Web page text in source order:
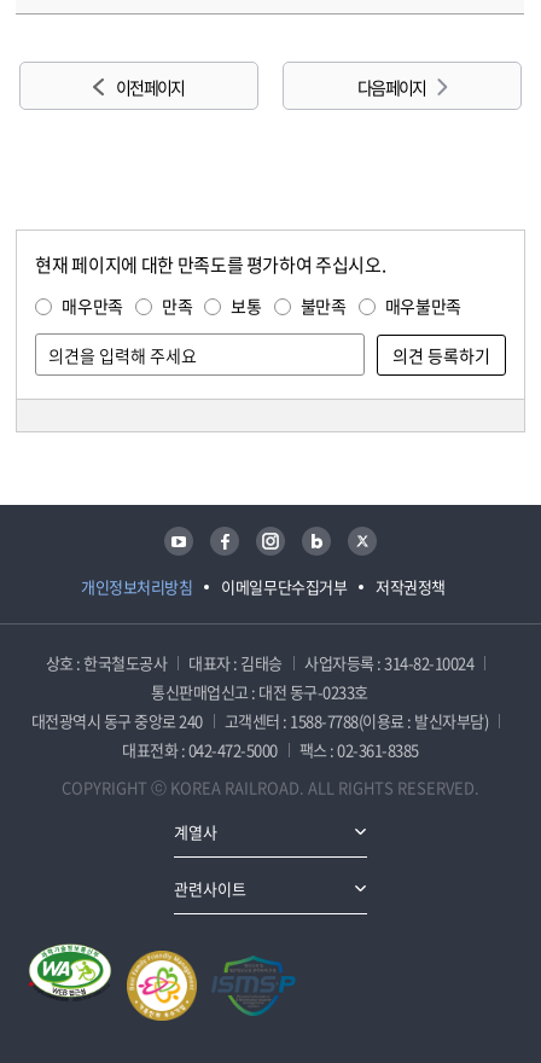
이전 페이지 다음 페이지
현재 페이지에 대한 만족도를 평가하여 주십시오.
매우만족 만족 보통 불만족 매우불만족
개인정보처리방침 이메일무단수집거부 저작권정책
유튜브 페이스북 인스타그램 블로그 트위터
상호 : 한국철도공사 대표자 : 김태승
사업자등록 : 314-82-10024
통신판매업신고 : 대전 동구-0233호
대전광역시 동구 중앙로 240
고객센터 : 1588-7788(이용료 : 발신자부담)
대표전화 : 042-472-5000
팩스 : 02-361-8385
COPYRIGHT ⓒ KOREA RAILROAD. ALL RIGHTS RESERVED.
계열사
관련사이트